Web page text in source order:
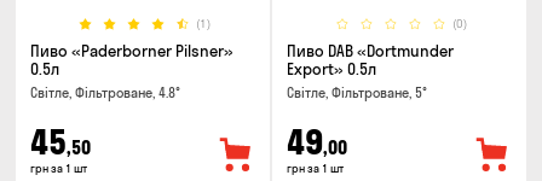
(1)
Пиво «Paderborner Pilsner»
0.5л
Світле, Фільтроване, 4.8°
45,50
грн за 1 шт
(0)
Пиво DAB «Dortmunder
Export» 0.5л
Світле, Фільтроване, 5°
49,00
грн за 1 шт